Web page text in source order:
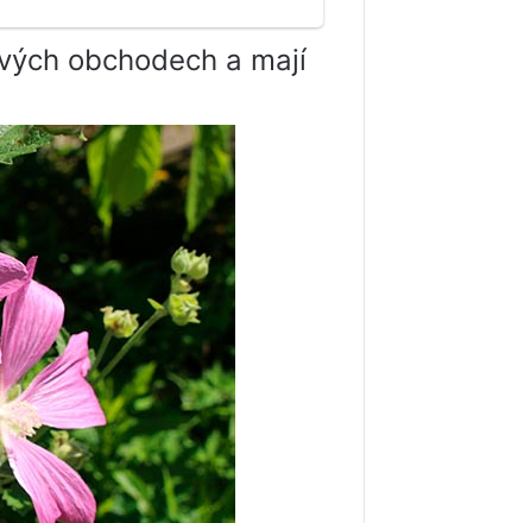
obchodech a mají